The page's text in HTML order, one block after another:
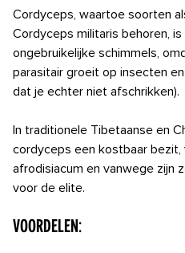
Cordyceps, waartoe soorten
Cordyceps militaris behoren,
ongebruikelijke schimmels,
parasitair groeit op insecten
dat je echter niet afschrikken).
In traditionele Tibetaanse en
cordyceps een kostbaar
afrodisiacum en vanwege zijn
voor de elite.
Voordelen: